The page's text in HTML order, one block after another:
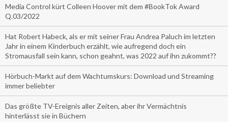
Media Control kürt Colleen Hoover mit dem #BookTok Award
Q.03/2022
Hat Robert Habeck, als er mit seiner Frau Andrea Paluch im letzten
Jahr in einem Kinderbuch erzählt, wie aufregend doch ein
Stromausfall sein kann, schon geahnt, was 2022 auf ihn zukommt??
Hörbuch-Markt auf dem Wachtumskurs: Download und Streaming
immer beliebter
Das größte TV-Ereignis aller Zeiten, aber ihr Vermächtnis
hinterlässt sie in Büchern